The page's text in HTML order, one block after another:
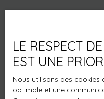
+33 1 55
16 rue de
LE RESPECT
EST UNE
Nous utilisons des
optimale et une